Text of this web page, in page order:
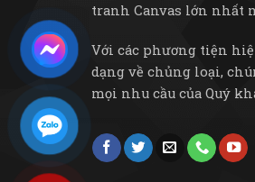
tranh Canvas lớn nhất
Với các phương tiện
dạng về chủng loại,
mọi nhu cầu của Quý